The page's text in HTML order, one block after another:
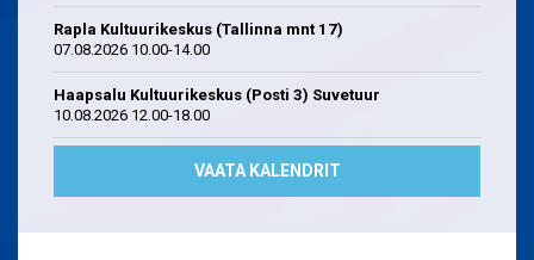
Rapla Kultuurikeskus (Tallinna mnt 17)
07.08.2026 10.00-14.00
Haapsalu Kultuurikeskus (Posti 3) Suvetuur
10.08.2026 12.00-18.00
VAATA KALENDRIT